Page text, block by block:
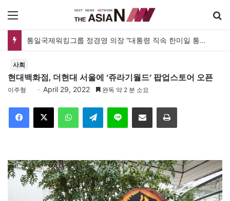
통일국제워킹그룹 정경영 의장 “대통령 직속 한미일 통일TF 설치해 통일한국 마스터플랜을”
사회
현대백화점, 더현대 서울에 ‘쥬라기월드’ 팝업스토어 오픈
이주형 April 29, 2022 완독 약 2 분 소요
Telegram 이메일